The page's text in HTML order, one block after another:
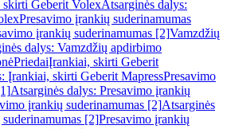
Geberit VolexAtsarginės dalys:
Presavimo įrankių suderinamumas
įrankių suderinamumas [2]Vamzdžių
dalys: Vamzdžių apdirbimo
PriedaiĮrankiai, skirti Geberit
Įrankiai, skirti Geberit MapressPresavimo
Atsarginės dalys: Presavimo įrankių
įrankių suderinamumas [2]Atsarginės
[2]Presavimo įrankių